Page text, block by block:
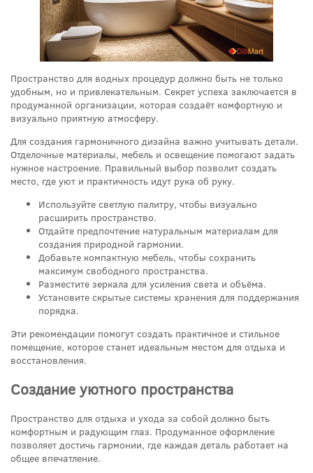
Пространство для водных процедур должно быть не только
удобным, но и привлекательным. Секрет успеха заключается в
продуманной организации, которая создаёт комфортную и
визуально приятную атмосферу.
Для создания гармоничного дизайна важно учитывать детали.
Отделочные материалы, мебель и освещение помогают задать
нужное настроение. Правильный выбор позволит создать
место, где уют и практичность идут рука об руку.
Используйте светлую палитру, чтобы визуально
расширить пространство.
Отдайте предпочтение натуральным материалам для
создания природной гармонии.
Добавьте компактную мебель, чтобы сохранить
максимум свободного пространства.
Разместите зеркала для усиления света и объёма.
Установите скрытые системы хранения для поддержания
порядка.
Эти рекомендации помогут создать практичное и стильное
помещение, которое станет идеальным местом для отдыха и
восстановления.
Создание уютного пространства
Пространство для отдыха и ухода за собой должно быть
комфортным и радующим глаз. Продуманное оформление
позволяет достичь гармонии, где каждая деталь работает на
общее впечатление.